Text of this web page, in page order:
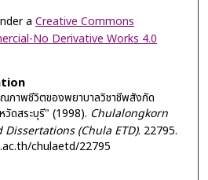
a Creative Commons
No Derivative Works 4.0
ภาพชีวิตของพยาบาลวิชาชีพสังกัด
วัดสระบุรี" (1998). Chulalongkorn
(Chula ETD). 22795.
chulaetd/22795